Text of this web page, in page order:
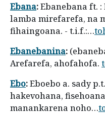
Ebana:Ebanebana ft.
lamba mirefarefa, na
fihaingoana. - t.i.f.:…
Ebanebanina:
Arefarefa, ahofahofa.
Ebo:Eboebo a. sady
hakevohana,
manankarena noho…